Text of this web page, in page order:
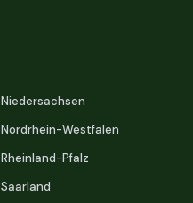
Niedersachsen
Nordrhein-Westfalen
Rheinland-Pfalz
Saarland